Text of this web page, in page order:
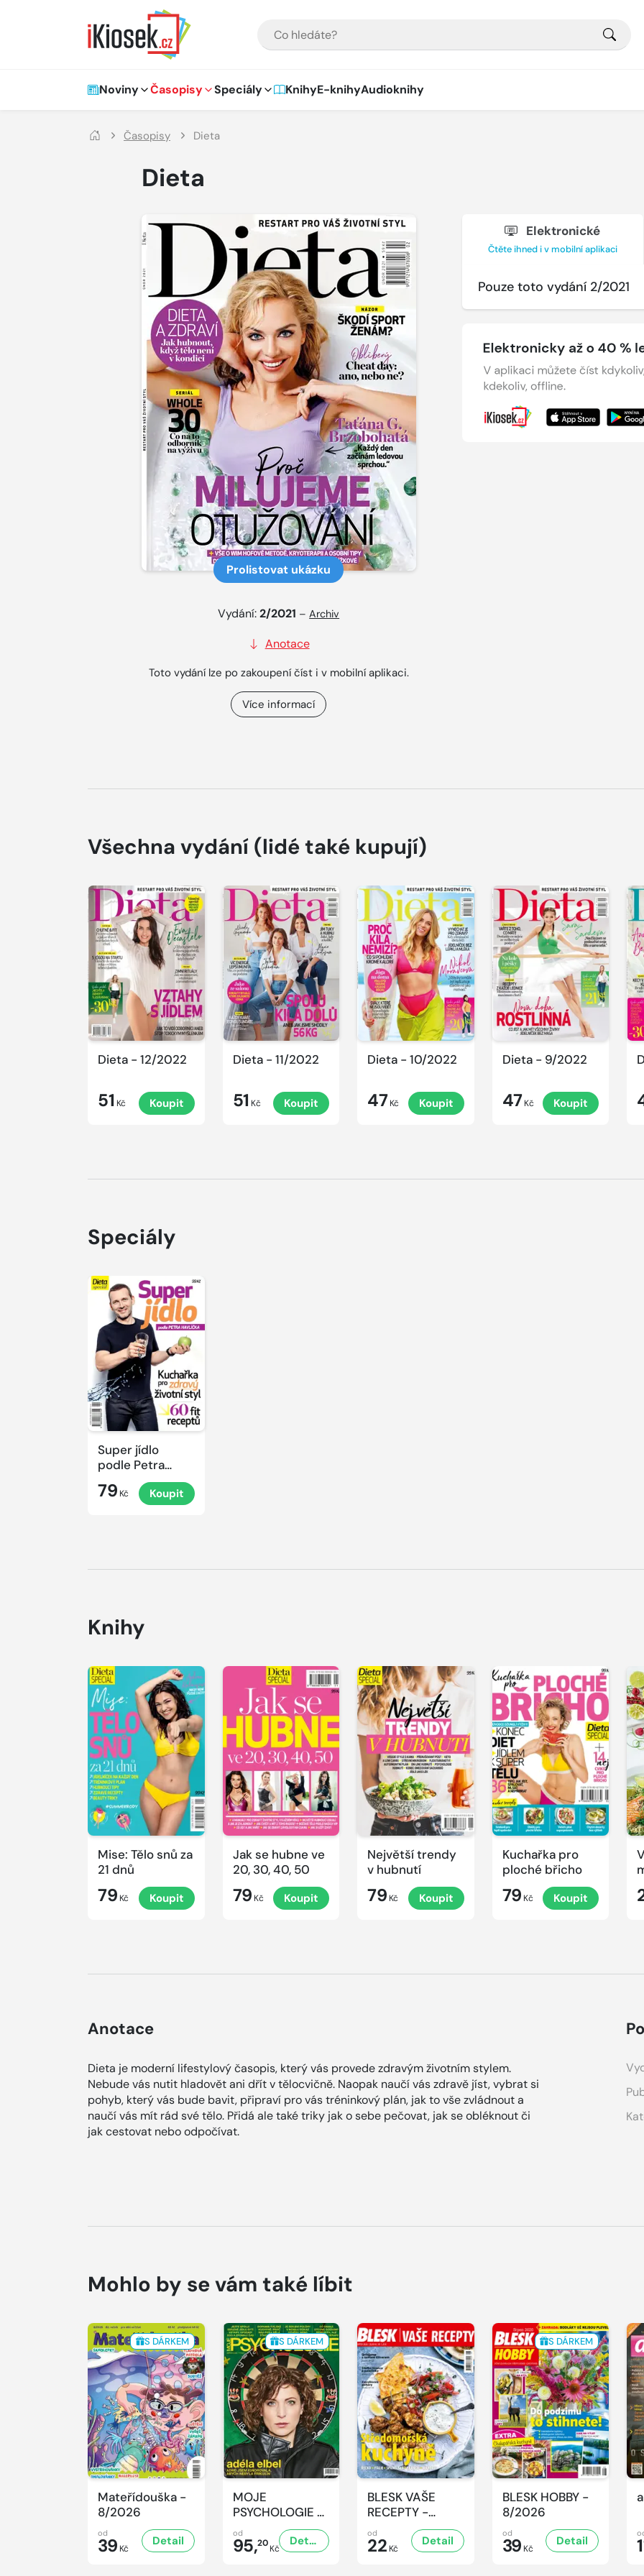
Hlavní navigace
Noviny Časopisy Speciály KnihyE-knihyAudioknihy
Časopisy Dieta
Dieta
Prolistovat ukázku
Vydání:2/2021 –Archiv
Anotace
Toto vydání lze po zakoupení číst i v mobilní aplikaci.
Více informací
Elektronické
Čtěte ihned i v mobilní aplikaci
Pouze toto vydání 2/2021
Všechna vydání (lidé také kupují)
Dieta - 12/2022
51 Kč Koupit
Dieta - 11/2022
51 Kč Koupit
Dieta - 10/2022
47 Kč Koupit
Dieta - 9/2022
47 Kč Koupit
Speciály
Super jídlo
podle Petra
Havlíčka
79 Kč Koupit
Knihy
Mise: Tělo snů za
21 dnů
79 Kč Koupit
Jak se hubne ve
20, 30, 40, 50
79 Kč Koupit
Největší trendy
v hubnutí
79 Kč Koupit
Kuchařka pro
ploché břicho
79 Kč Koupit
Anotace
Dieta je moderní lifestylový časopis, který vás provede zdravým životním stylem.
Nebude vás nutit hladovět ani dřít v tělocvičně. Naopak naučí vás zdravě jíst, vybrat si
pohyb, který vás bude bavit, připraví pro vás tréninkový plán, jak to vše zvládnout a
naučí vás mít rád své tělo. Přidá ale také triky jak o sebe pečovat, jak se obléknout či
jak cestovat nebo odpočívat.
Mohlo by se vám také líbit
S DÁRKEM
Mateřídouška -
8/2026
od
39 Kč
Detail
S DÁRKEM
MOJE
PSYCHOLOGIE -
8/2026
od
95,20Kč
Detail
BLESK VAŠE
RECEPTY -
8/2026
od
22 Kč
Detail
S DÁRKEM
BLESK HOBBY -
8/2026
od
39 Kč
Detail